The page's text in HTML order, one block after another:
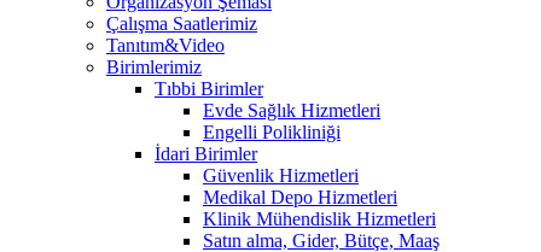
Çalışma Saatlerimiz
Tanıtım&Video
Birimlerimiz
Tıbbi Birimler
Evde Sağlık Hizmetleri
Engelli Polikliniği
İdari Birimler
Güvenlik Hizmetleri
Medikal Depo Hizmetleri
Klinik Mühendislik Hizmetleri
Satın alma, Gider, Bütçe, Maaş